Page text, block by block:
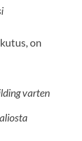
on
varten